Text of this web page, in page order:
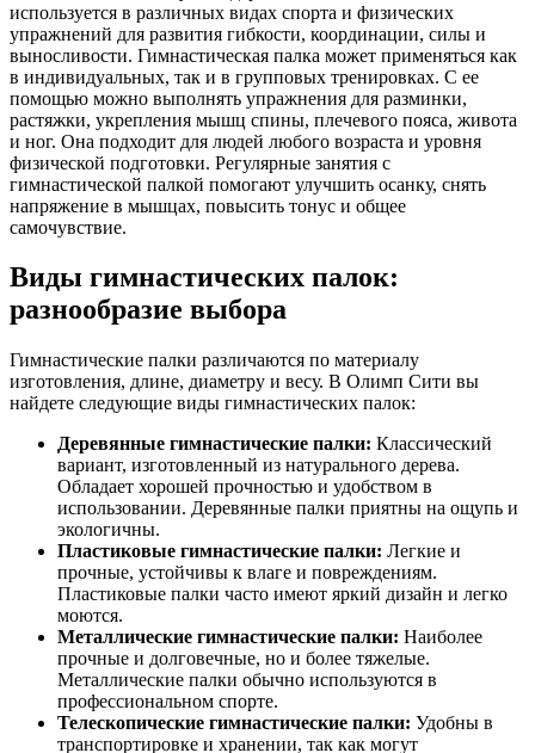
используется в различных видах спорта и физических
упражнений для развития гибкости, координации, силы и
выносливости. Гимнастическая палка может применяться как
в индивидуальных, так и в групповых тренировках. С ее
помощью можно выполнять упражнения для разминки,
растяжки, укрепления мышц спины, плечевого пояса, живота
и ног. Она подходит для людей любого возраста и уровня
физической подготовки. Регулярные занятия с
гимнастической палкой помогают улучшить осанку, снять
напряжение в мышцах, повысить тонус и общее
самочувствие.
Виды гимнастических палок:
разнообразие выбора
Гимнастические палки различаются по материалу
изготовления, длине, диаметру и весу. В Олимп Сити вы
найдете следующие виды гимнастических палок:
Деревянные гимнастические палки: Классический
вариант, изготовленный из натурального дерева.
Обладает хорошей прочностью и удобством в
использовании. Деревянные палки приятны на ощупь и
экологичны.
Пластиковые гимнастические палки: Легкие и
прочные, устойчивы к влаге и повреждениям.
Пластиковые палки часто имеют яркий дизайн и легко
моются.
Металлические гимнастические палки: Наиболее
прочные и долговечные, но и более тяжелые.
Металлические палки обычно используются в
профессиональном спорте.
Телескопические гимнастические палки: Удобны в
транспортировке и хранении, так как могут